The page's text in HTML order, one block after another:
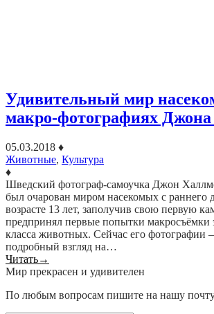
Удивительный мир
макро-фотографиях
05.03.2018 ♦
Животные, Культура
♦
Шведский фотограф-самоучка Джон
был очарован миром насекомых с раннего
возрасте 13 лет, заполучив свою первую
предпринял первые попытки макросъёмки
класса животных. Сейчас его фотографии
подробный взгляд на…
Читать→
Мир прекрасен и удивителен
По любым вопросам пишите на нашу